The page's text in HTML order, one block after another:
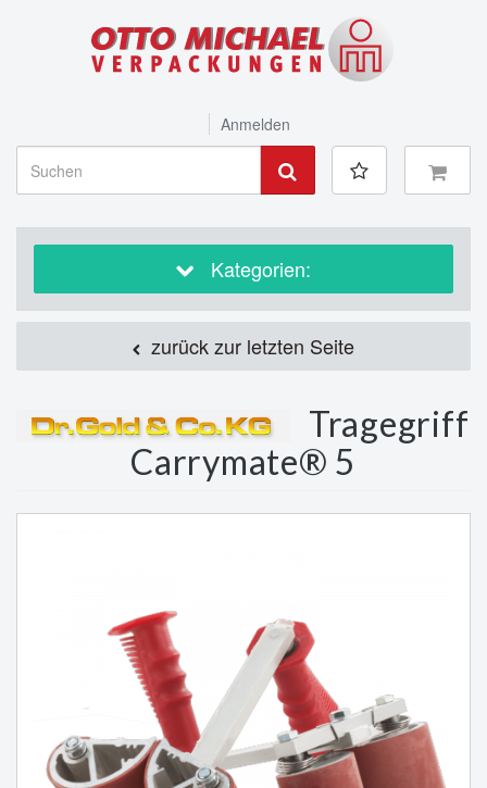
Anmelden
Kategorien:
zurück zur letzten Seite
Tragegriff
Carrymate® 5